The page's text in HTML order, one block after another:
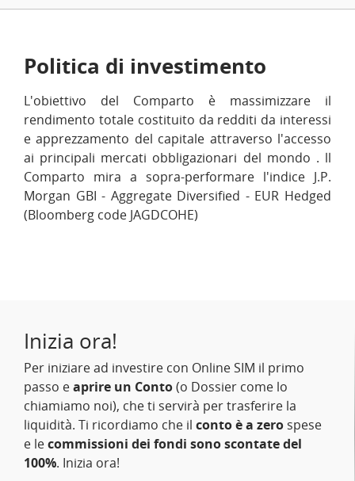
Politica di investimento
L'obiettivo del Comparto è massimizzare il
rendimento totale costituito da redditi da interessi
e apprezzamento del capitale attraverso l'accesso
ai principali mercati obbligazionari del mondo . ll
Comparto mira a sopra-performare l'indice J.P.
Morgan GBI - Aggregate Diversified - EUR Hedged
(Bloomberg code JAGDCOHE)
Inizia ora!
Per iniziare ad investire con Online SIM il primo
passo eaprire un Conto(o Dossier come lo
chiamiamo noi), che ti servirà per trasferire la
liquidità. Ti ricordiamo che il conto è a zero spese
e lecommissioni dei fondi sono scontate del
100%. Inizia ora!